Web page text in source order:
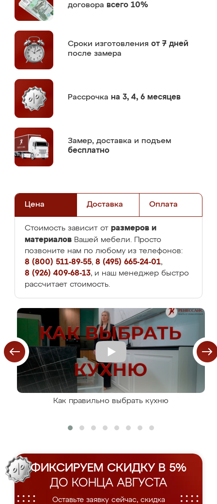
договора всего 10%
Сроки изготовления от 7 дней
после замера
Рассрочка на 3, 4, 6 месяцев
Замер, доставка и подъем
бесплатно
Цена Доставка Оплата
Стоимость зависит от размеров и
материалов Вашей мебели. Просто
позвоните нам по любому из телефонов:
8 (800) 511-89-55, 8 (495) 665-24-01,
8 (926) 409-68-13, и наш менеджер быстро
рассчитает стоимость.
Как правильно выбрать кухню
ФИКСИРУЕМ СКИДКУ В 5%
ДО КОНЦА АВГУСТА
Оставьте заявку сейчас, скидка